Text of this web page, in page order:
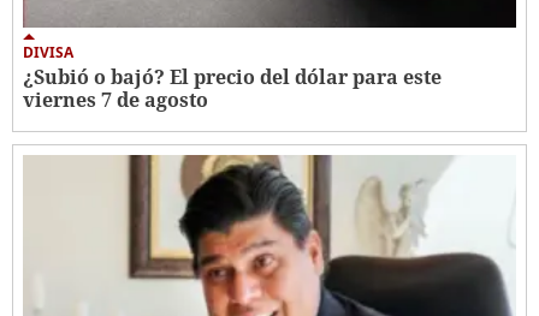
DIVISA
¿Subió o bajó? El precio del dólar para este
viernes 7 de agosto